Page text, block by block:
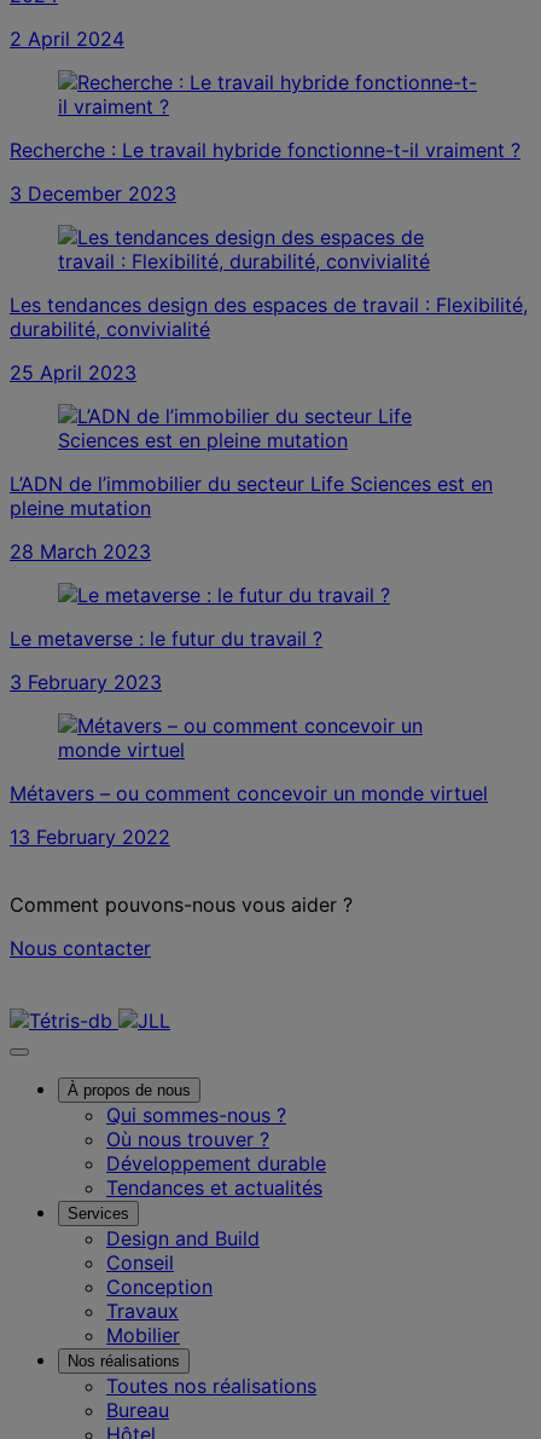
2 April 2024
Recherche : Le travail hybride fonctionne-t-il vraiment ?
3 December 2023
Les tendances design des espaces de travail : Flexibilité,
durabilité, convivialité
25 April 2023
L’ADN de l’immobilier du secteur Life Sciences est en
pleine mutation
28 March 2023
Le metaverse : le futur du travail ?
3 February 2023
Métavers – ou comment concevoir un monde virtuel
13 February 2022
Comment pouvons-nous vous aider ?
Nous contacter
À propos de nous
Qui sommes-nous ?
Où nous trouver ?
Développement durable
Tendances et actualités
Services
Design and Build
Conseil
Conception
Travaux
Mobilier
Nos réalisations
Toutes nos réalisations
Bureau